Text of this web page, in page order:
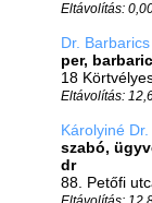
Eltávolítás:
Dr.
per,
18
Eltávolítás:
Károlyiné
szabó,
dr
88. Petőfi